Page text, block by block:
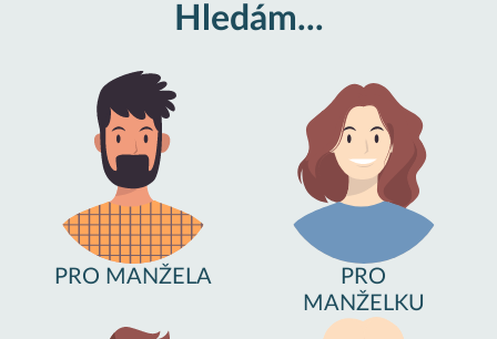
Hledám...
PRO MANŽELA
PRO
MANŽELKU